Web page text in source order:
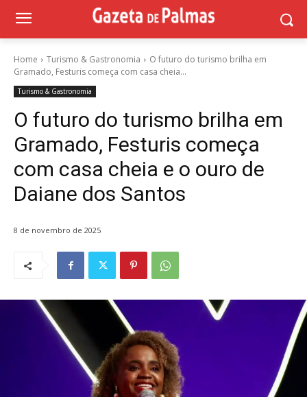
Home Turismo & Gastronomia
O futuro do turismo brilha em
Gramado, Festuris começa com casa cheia...
Turismo & Gastronomia
O futuro do turismo brilha em
Gramado, Festuris começa
com casa cheia e o ouro de
Daiane dos Santos
8 de novembro de 2025